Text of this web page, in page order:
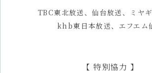
TBC東北放送、仙台放送、ミヤギ
khb東日本放送、エフエム
【 特別協力 】